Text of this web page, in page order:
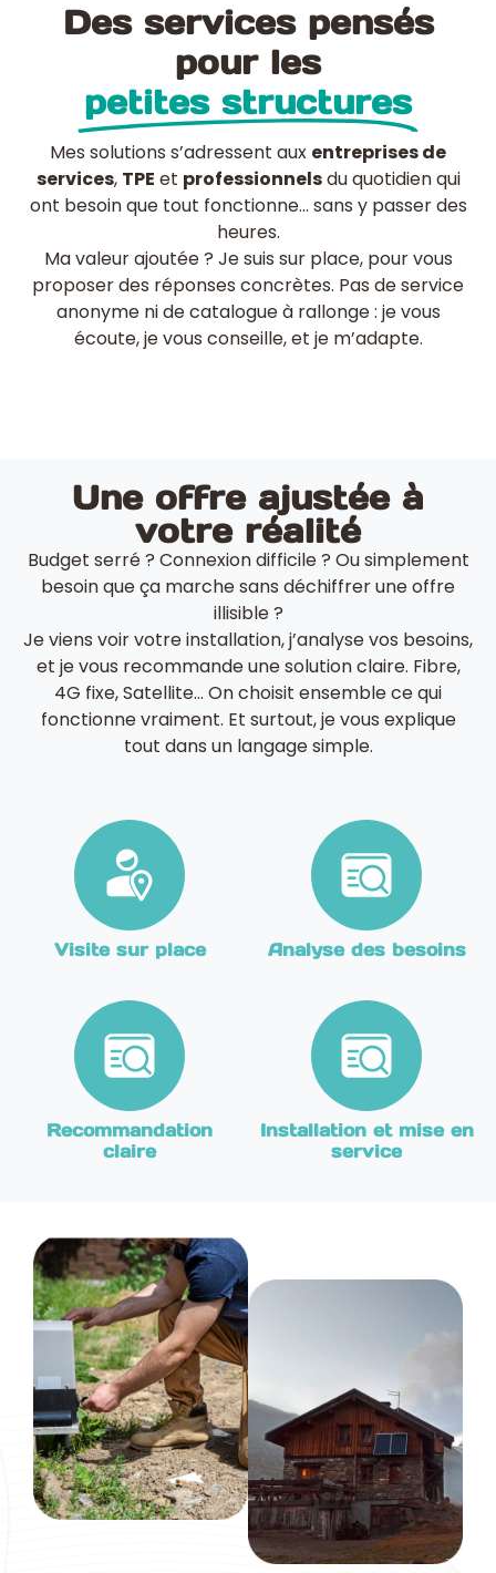
Des services pensés
pour les
petites structures
Mes solutions s’adressent aux entreprises de
services, TPE et professionnelsdu quotidien qui
ont besoin que tout fonctionne… sans y passer des
heures.
Ma valeur ajoutée ? Je suis sur place, pour vous
proposer des réponses concrètes. Pas de service
anonyme ni de catalogue à rallonge : je vous
écoute, je vous conseille, et je m’adapte.
Une offre ajustée à
votre réalité
Budget serré ? Connexion difficile ? Ou simplement
besoin que ça marche sans déchiffrer une offre
illisible ?
Je viens voir votre installation, j’analyse vos besoins,
et je vous recommande une solution claire. Fibre,
4G fixe, Satellite… On choisit ensemble ce qui
fonctionne vraiment. Et surtout, je vous explique
tout dans un langage simple.
Visite sur place Analyse des besoins
Recommandation
claire
Installation et mise en
service